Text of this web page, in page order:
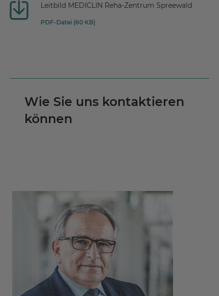
Leitbild MEDICLIN Reha-Zentrum Spreewald
PDF-Datei (60 KB)
Wie Sie uns kontaktieren
können